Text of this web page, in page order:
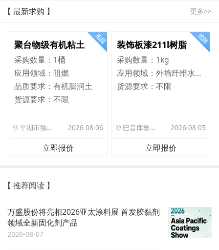
【 最新求购 】 更多>>
聚台物级有机粘土
采购数量： 1桶
应用领域： 阻燃
品质要求： 有机膨润土
货源要求： 不限
平湖市独山港镇集港路 589 号 2026-08-06
立即报价
装饰板漆211l树脂
采购数量： 1kg
应用领域：
外墙纤维水泥板
货源要求：不限
巴音库鲁提镇,托帕口岸六号库房 2026-08-05
立即报价
【 推荐阅读 】
万盛股份将亮相2026亚太涂料展 首发胶黏剂
领域全新固化剂产品
2026-08-07